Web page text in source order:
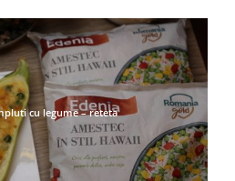
cu legume – reteta